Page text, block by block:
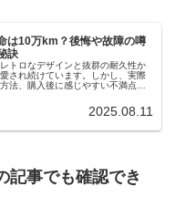
は10万km？後悔や故障の噂
訣
トロなデザインと抜群の耐久性か
され続けています。しかし、実際
法、購入後に感じやすい不満点、
2025.08.11
記事でも確認でき